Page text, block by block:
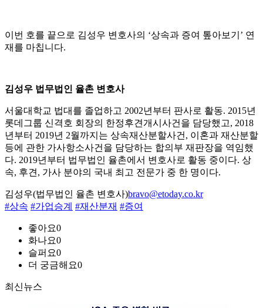
이번 호를 끝으로 김성우 변호사의 ‘상속과 증여 톺아보기’ 연
재를 마칩니다.
김성우 법무법인 율촌 변호사
서울대학교 법대를 졸업하고 2002년부터 판사로 활동. 2015년
롯데그룹 신격호 회장의 한정후견개시사건을 담당했고, 2018
년부터 2019년 2월까지는 상속재산분할사건, 이혼과 재산분할
등에 관한 가사항소사건을 담당하는 합의부 재판장을 역임했
다. 2019년부터 법무법인 율촌에서 변호사로 활동 중이다. 상
속, 후견, 가사 분야의 국내 최고 전문가 중 한 명이다.
김성우(법무법인 율촌 변호사)bravo@etoday.co.kr
#상속 #가업승계 #재산분재 #증여
좋아요0
화나요0
슬퍼요0
더 궁금해요0
최신뉴스